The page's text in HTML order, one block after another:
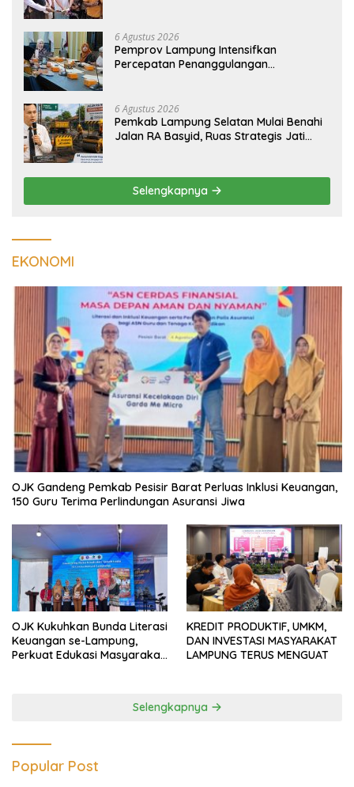
6 Agustus 2026
Pemprov Lampung Intensifkan
Percepatan Penanggulangan
6 Agustus 2026
Pemkab Lampung Selatan Mulai Benahi
Jalan RA Basyid, Ruas Strategis Jati
Selengkapnya
EKONOMI
OJK Gandeng Pemkab Pesisir Barat Perluas Inklusi Keuangan,
150 Guru Terima Perlindungan Asuransi Jiwa
OJK Kukuhkan Bunda Literasi
Keuangan se-Lampung,
Perkuat Edukasi Masyarakat
KREDIT PRODUKTIF, UMKM,
DAN INVESTASI MASYARAKAT
LAMPUNG TERUS MENGUAT
Selengkapnya
Popular Post